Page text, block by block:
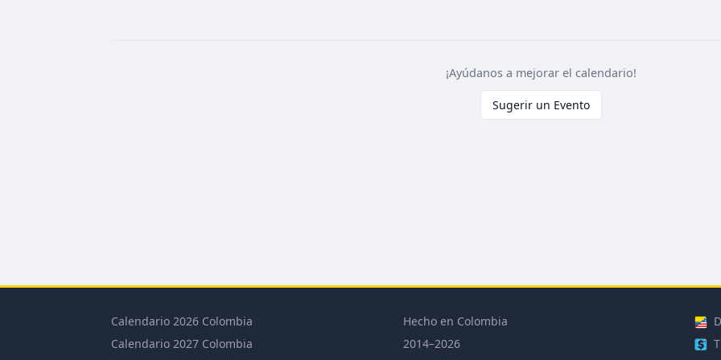
¡Ayúdanos a mejorar el calendario!
Sugerir un Evento
Calendario 2026 Colombia
Calendario 2027 Colombia
Hecho en Colombia
2014–2026